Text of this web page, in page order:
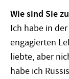
Wie sind Sie
Ich habe in
engagierten
liebte, aber
habe ich